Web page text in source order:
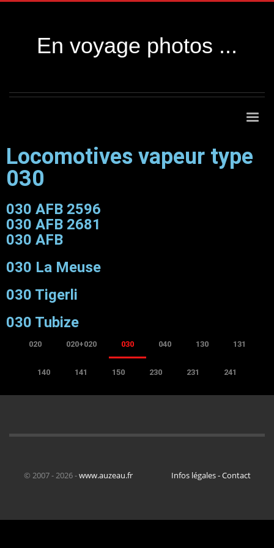
En voyage photos ...
Locomotives vapeur type
030
030 AFB 2596
030 AFB 2681
030 AFB
030 La Meuse
030 Tigerli
030 Tubize
020 020+020 030 040 130 131
140 141 150 230 231 241
© 2007 - 2026 -www.auzeau.fr Infos légales - Contact